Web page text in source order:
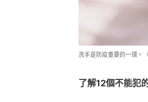
洗手是防疫重要的一環。
了解12個不能犯